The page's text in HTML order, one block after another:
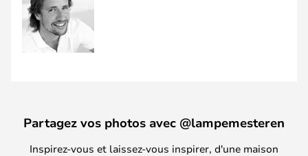
Partagez vos photos avec @lampemesteren
Inspirez-vous et laissez-vous inspirer, d'une maison